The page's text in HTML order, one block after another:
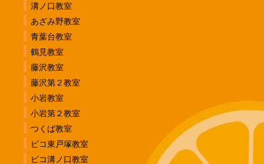
溝ノ口教室
あざみ野教室
青葉台教室
鶴見教室
藤沢教室
藤沢第２教室
小岩教室
小岩第２教室
つくば教室
ピコ東戸塚教室
ピコ溝ノ口教室